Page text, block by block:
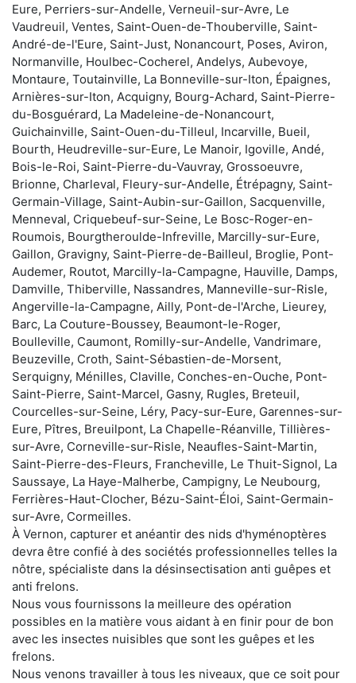
Eure, Perriers-sur-Andelle, Verneuil-sur-Avre, Le
Vaudreuil, Ventes, Saint-Ouen-de-Thouberville, Saint-
André-de-l'Eure, Saint-Just, Nonancourt, Poses, Aviron,
Normanville, Houlbec-Cocherel, Andelys, Aubevoye,
Montaure, Toutainville, La Bonneville-sur-Iton, Épaignes,
Arnières-sur-Iton, Acquigny, Bourg-Achard, Saint-Pierre-
du-Bosguérard, La Madeleine-de-Nonancourt,
Guichainville, Saint-Ouen-du-Tilleul, Incarville, Bueil,
Bourth, Heudreville-sur-Eure, Le Manoir, Igoville, Andé,
Bois-le-Roi, Saint-Pierre-du-Vauvray, Grossoeuvre,
Brionne, Charleval, Fleury-sur-Andelle, Étrépagny, Saint-
Germain-Village, Saint-Aubin-sur-Gaillon, Sacquenville,
Menneval, Criquebeuf-sur-Seine, Le Bosc-Roger-en-
Roumois, Bourgtheroulde-Infreville, Marcilly-sur-Eure,
Gaillon, Gravigny, Saint-Pierre-de-Bailleul, Broglie, Pont-
Audemer, Routot, Marcilly-la-Campagne, Hauville, Damps,
Damville, Thiberville, Nassandres, Manneville-sur-Risle,
Angerville-la-Campagne, Ailly, Pont-de-l'Arche, Lieurey,
Barc, La Couture-Boussey, Beaumont-le-Roger,
Boulleville, Caumont, Romilly-sur-Andelle, Vandrimare,
Beuzeville, Croth, Saint-Sébastien-de-Morsent,
Serquigny, Ménilles, Claville, Conches-en-Ouche, Pont-
Saint-Pierre, Saint-Marcel, Gasny, Rugles, Breteuil,
Courcelles-sur-Seine, Léry, Pacy-sur-Eure, Garennes-sur-
Eure, Pîtres, Breuilpont, La Chapelle-Réanville, Tillières-
sur-Avre, Corneville-sur-Risle, Neaufles-Saint-Martin,
Saint-Pierre-des-Fleurs, Francheville, Le Thuit-Signol, La
Saussaye, La Haye-Malherbe, Campigny, Le Neubourg,
Ferrières-Haut-Clocher, Bézu-Saint-Éloi, Saint-Germain-
sur-Avre, Cormeilles.
À Vernon, capturer et anéantir des nids d'hyménoptères
devra être confié à des sociétés professionnelles telles la
nôtre, spécialiste dans la désinsectisation anti guêpes et
anti frelons.
Nous vous fournissons la meilleure des opération
possibles en la matière vous aidant à en finir pour de bon
avec les insectes nuisibles que sont les guêpes et les
frelons.
Nous venons travailler à tous les niveaux, que ce soit pour